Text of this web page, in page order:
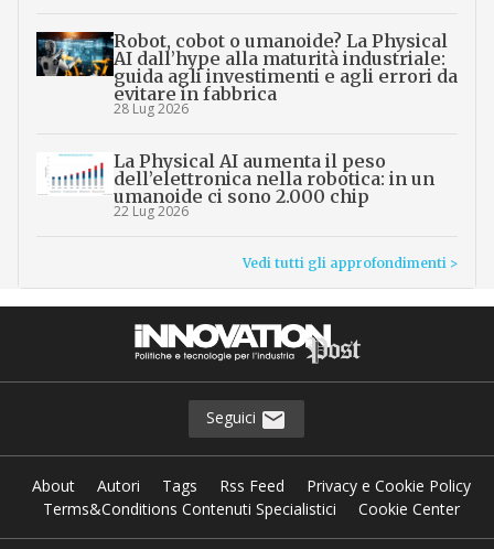
Robot, cobot o umanoide? La Physical
AI dall’hype alla maturità industriale:
guida agli investimenti e agli errori da
evitare in fabbrica
28 Lug 2026
La Physical AI aumenta il peso
dell’elettronica nella robotica: in un
umanoide ci sono 2.000 chip
22 Lug 2026
Vedi tutti gli approfondimenti >
Seguici
About Autori Tags Rss Feed
Privacy e Cookie Policy
Terms&Conditions Contenuti Specialistici
Cookie Center